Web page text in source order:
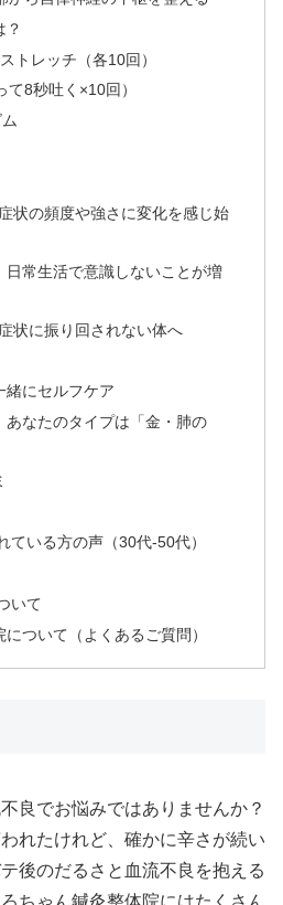
？
トレッチ（各10回）
8秒吐く×10回）
状の頻度や強さに変化を感じ始
日常生活で意識しないことが増
状に振り回されない体へ
緒にセルフケア
あなたのタイプは「金・肺の
ている方の声（30代-50代）
いて
ついて（よくあるご質問）
良でお悩みではありませんか？
れたけれど、確かに辛さが続い
後のだるさと血流不良を抱える